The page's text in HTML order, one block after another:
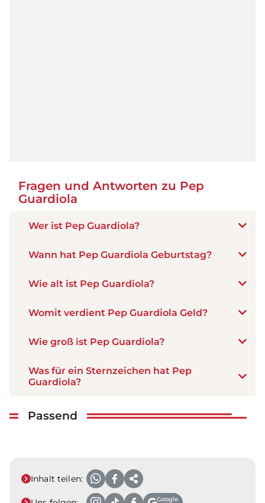
Fragen und Antworten zu Pep
Guardiola
Wer ist Pep Guardiola?
Wann hat Pep Guardiola Geburtstag?
Wie alt ist Pep Guardiola?
Womit verdient Pep Guardiola Geld?
Wie groß ist Pep Guardiola?
Was für ein Sternzeichen hat Pep
Guardiola?
Passend
Inhalt teilen:
Google